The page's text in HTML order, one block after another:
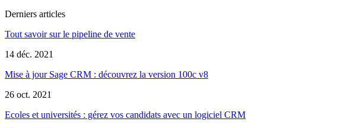
Derniers articles
Tout savoir sur le pipeline de vente
14 déc. 2021
Mise à jour Sage CRM : découvrez la version 100c v8
26 oct. 2021
Ecoles et universités : gérez vos candidats avec un logiciel CRM